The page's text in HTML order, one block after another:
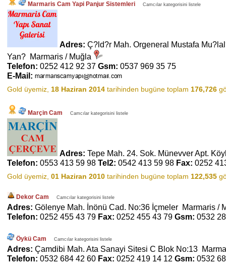
Marmaris Cam Yapi Panjur Sistemleri Camcılar kategorisini listele
Adres: Ç?ld?r Mah. Orgeneral Mustafa
Yan? Marmaris / Muğla
Telefon: 0252 412 92 37 Gsm: 0537 969 35 75
E-Mail:
Gold üyemiz, 18 Haziran 2014 tarihinden bugüne toplam 176,726
Marçin Cam Camcılar kategorisini listele
Adres: Tepe Mah. 24. Sok. Münevver Apt.
Telefon: 0553 413 59 98 Tel2: 0542 413 59 98 Fax: 0252
Gold üyemiz, 01 Haziran 2010 tarihinden bugüne toplam 122,535
Dekor Cam Camcılar kategorisini listele
Adres: Gölenye Mah. İnönü Cad. No:36 İçmeler Marmaris /
Telefon: 0252 455 43 79 Fax: 0252 455 43 79 Gsm: 0532
Öykü Cam Camcılar kategorisini listele
Adres: Çamdibi Mah. Ata Sanayi Sitesi C Blok No:13
Telefon: 0532 684 42 60 Fax: 0252 419 14 12 Gsm: 0532